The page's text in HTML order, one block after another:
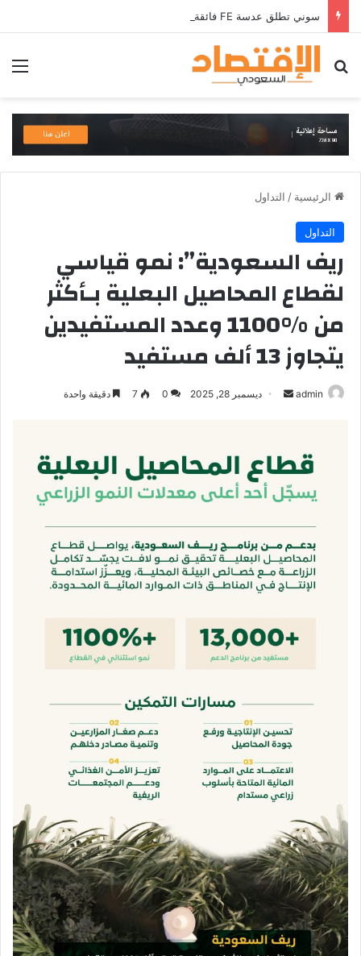
بحث عن
الرئيسية / التداول
التداول
ريف السعودية”: نمو قياسي
لقطاع المحاصيل البعلية بـأكثر
من %1100 وعدد المستفيدين
يتجاوز 13 ألف مستفيد
admin
أرسل ديسمبر 28, 2025 0
7 دقيقة واحدة